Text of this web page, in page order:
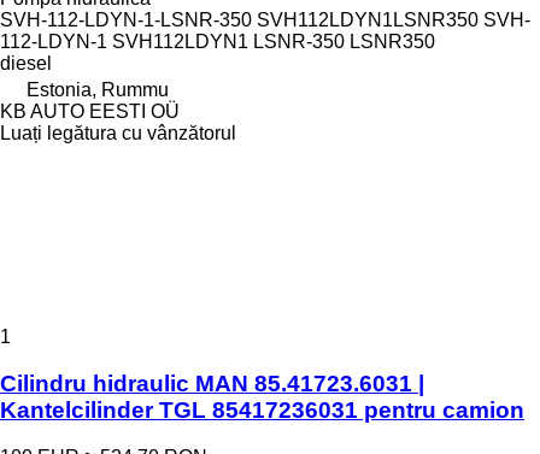
SVH-112-LDYN-1-LSNR-350 SVH112LDYN1LSNR350 SVH-
112-LDYN-1 SVH112LDYN1 LSNR-350 LSNR350
diesel
Estonia, Rummu
KB AUTO EESTI OÜ
Luați legătura cu vânzătorul
1
Cilindru hidraulic MAN 85.41723.6031 |
Kantelcilinder TGL 85417236031 pentru camion